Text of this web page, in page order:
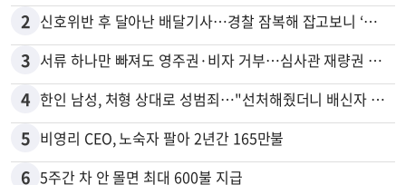
2 신호위반 후 달아난 배달기사…경찰 잠복해 잡고보니 ‘반전’
3 서류 하나만 빠져도 영주권·비자 거부…심사관 재량권 대폭 확대
4 한인 남성, 처형 상대로 성범죄…"선처해줬더니 배신자 취급"
5 비영리 CEO, 노숙자 팔아 2년간 165만불
6 5주간 차 안 몰면 최대 600불 지급